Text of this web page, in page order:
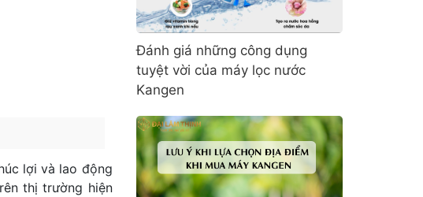
lợi và lao động
thị trường hiện
Đánh giá những công dụng
tuyệt vời của máy lọc nước
Kangen